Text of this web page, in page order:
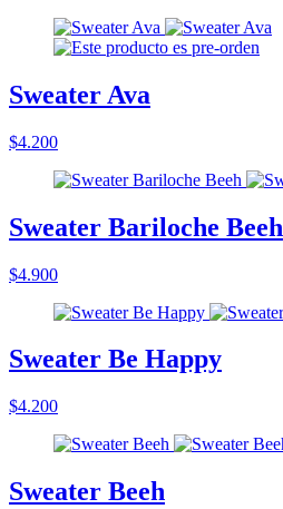
Sweater Ava
$4.200
Sweater Bariloche Beeh
$4.900
Sweater Be Happy
$4.200
Sweater Beeh